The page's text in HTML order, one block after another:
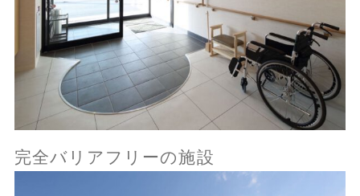
完全バリアフリーの施設